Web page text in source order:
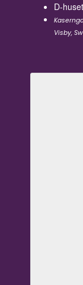
D-
Visby,